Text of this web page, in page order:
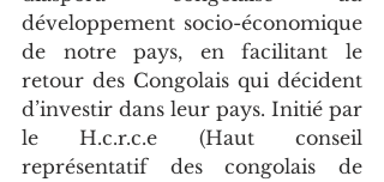
développement socio-économique
de notre pays, en facilitant le
retour des Congolais qui décident
d’investir dans leur pays. Initié par
le H.c.r.c.e (Haut conseil
représentatif des congolais de